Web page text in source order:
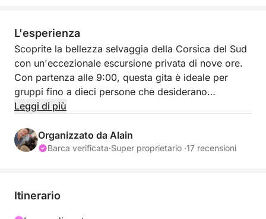
L'esperienza
Scoprite la bellezza selvaggia della Corsica del Sud
con un'eccezionale escursione privata di nove ore.
Con partenza alle 9:00, questa gita è ideale per
gruppi fino a dieci persone che desiderano
esplorare le acque turchesi e le scogliere granitiche
Questo viaggio offre la fuga perfetta verso alcuni dei
paesaggi costieri più incontaminati del Mediterraneo.
personalizzabile in base alle vostre preferenze. La
Leggi di più
Organizzato da Alain
Barca verificata·Super proprietario ·17 recensioni
Itinerario